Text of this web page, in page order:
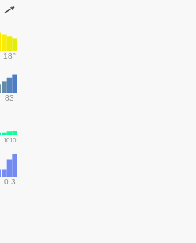
18°
83
1010
0.3